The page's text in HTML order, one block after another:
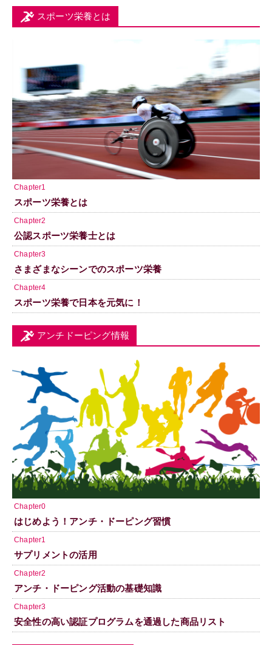
スポーツ栄養とは
Chapter1
スポーツ栄養とは
Chapter2
公認スポーツ栄養士とは
Chapter3
さまざまなシーンでのスポーツ栄養
Chapter4
スポーツ栄養で日本を元気に！
アンチドーピング情報
Chapter0
はじめよう！アンチ・ドーピング習慣
Chapter1
サプリメントの活用
Chapter2
アンチ・ドーピング活動の基礎知識
Chapter3
安全性の高い認証プログラムを通過した商品リスト